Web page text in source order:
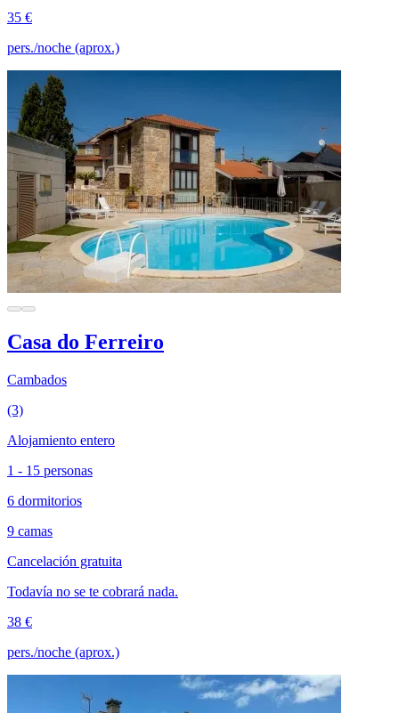
35 €
pers./noche (aprox.)
Casa do Ferreiro
Cambados
(3)
Alojamiento entero
1 - 15 personas
6 dormitorios
9 camas
Cancelación gratuita
Todavía no se te cobrará nada.
38 €
pers./noche (aprox.)